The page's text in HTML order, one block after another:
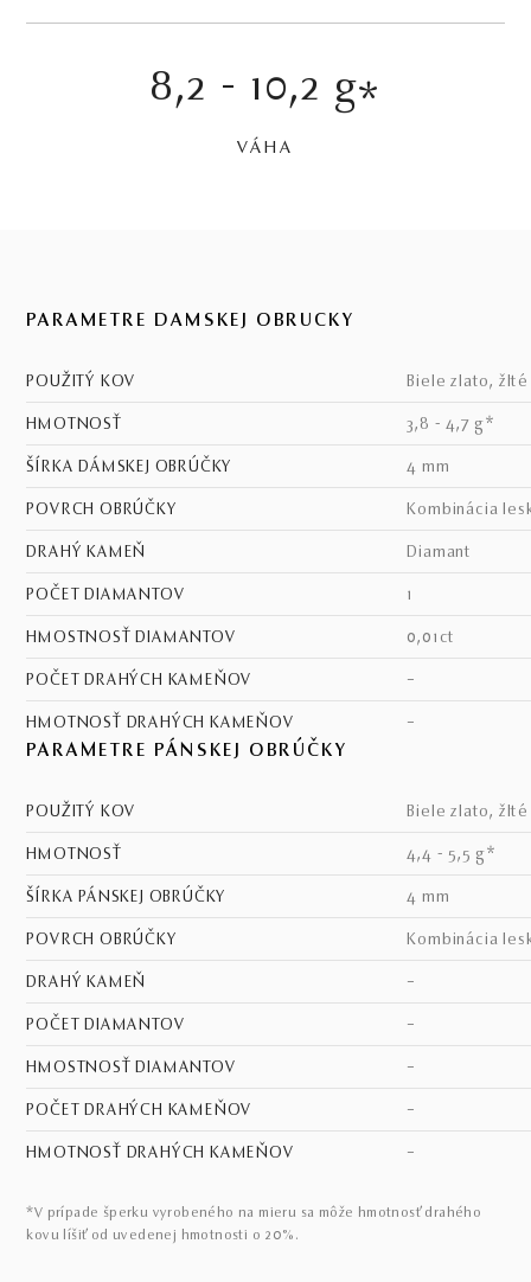
8,2 - 10,2 g*
VÁHA
PARAMETRE DÁMSKEJ OBRÚČKY
POUŽITÝ KOV biele zlato,
HMOTNOSŤ 3,8 - 4,7 g*
ŠÍRKA DÁMSKEJ OBRÚČKY 4 mm
POVRCH OBRÚČKY kombinácia
DRAHÝ KAMEŇ diamant
POČET DIAMANTOV 1
HMOSTNOSŤ DIAMANTOV 0,01ct
POČET DRAHÝCH KAMEŇOV –
HMOTNOSŤ DRAHÝCH KAMEŇOV –
PARAMETRE PÁNSKEJ OBRÚČKY
POUŽITÝ KOV biele zlato,
HMOTNOSŤ 4,4 - 5,5 g*
ŠÍRKA PÁNSKEJ OBRÚČKY 4 mm
POVRCH OBRÚČKY kombinácia
DRAHÝ KAMEŇ –
POČET DIAMANTOV –
HMOSTNOSŤ DIAMANTOV –
POČET DRAHÝCH KAMEŇOV –
HMOTNOSŤ DRAHÝCH KAMEŇOV –
*V prípade šperku vyrobeného na mieru sa môže hmotnosť drahého
kovu líšiť od uvedenej hmotnosti o 20%.